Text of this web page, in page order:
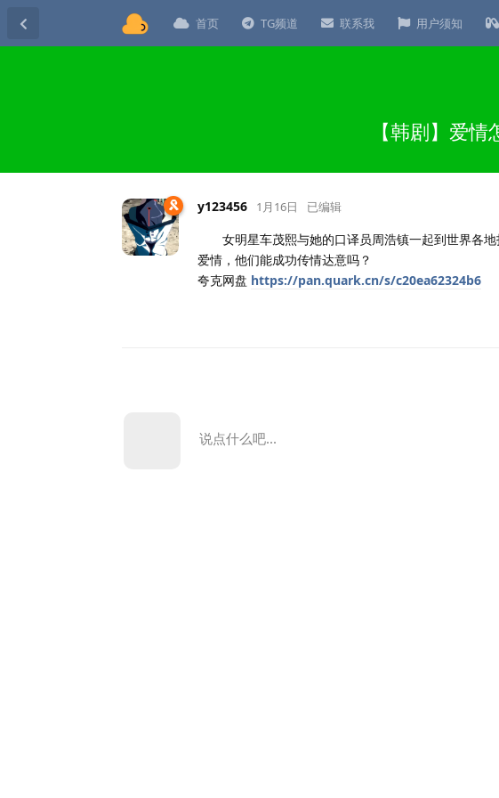
首页 TG频道 联系我 用户须知
【韩剧】爱
y123456 1月16日 已编辑
女明星车茂熙与她的口译员周浩镇一起到世界各地
爱情，他们能成功传情达意吗？
夸克网盘 https://pan.quark.cn/s/c20ea62324b6
说点什么吧...